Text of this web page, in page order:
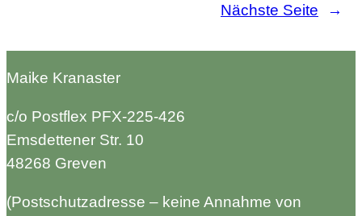
Nächste Seite →
Maike Kranaster
c/o Postflex PFX-225-426
Emsdettener Str. 10
48268 Greven
(Postschutzadresse – keine Annahme von